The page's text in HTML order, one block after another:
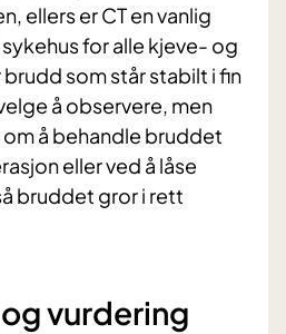
ellers er CT en vanlig
for alle kjeve- og
som står stabilt i fin
å observere, men
å behandle bruddet
eller ved å låse
bruddet gror i rett
vurdering